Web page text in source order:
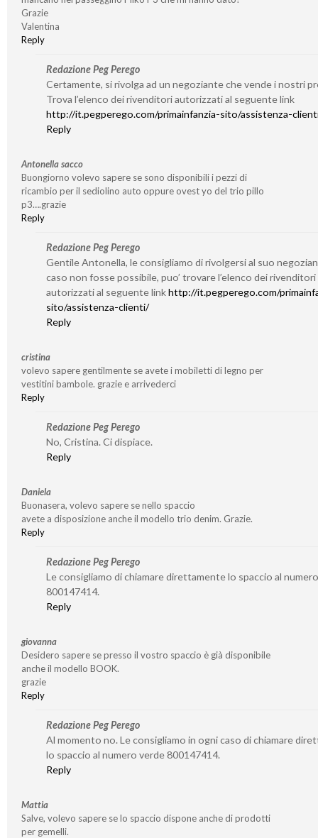
Grazie
Valentina
Reply
Redazione Peg Perego
Certamente, si rivolga ad un negoziante che vende i nostri
Trova l’elenco dei rivenditori autorizzati al seguente link
http://it.pegperego.com/primainfanzia-sito/assistenza-
Reply
Antonella sacco
Buongiorno volevo sapere se sono disponibili i pezzi di
ricambio per il sediolino auto oppure ovest yo del trio pillo
p3….grazie
Reply
Redazione Peg Perego
Gentile Antonella, le consigliamo di rivolgersi al suo
caso non fosse possibile, puo’ trovare l’elenco dei rivenditori
autorizzati al seguente linkhttp://it.pegperego.com/
sito/assistenza-clienti/
Reply
cristina
volevo sapere gentilmente se avete i mobiletti di legno per
vestitini bambole. grazie e arrivederci
Reply
Redazione Peg Perego
No, Cristina. Ci dispiace.
Reply
Daniela
Buonasera, volevo sapere se nello spaccio
avete a disposizione anche il modello trio denim. Grazie.
Reply
Redazione Peg Perego
Le consigliamo di chiamare direttamente lo spaccio al
800147414.
Reply
giovanna
Desidero sapere se presso il vostro spaccio è già disponibile
anche il modello BOOK.
grazie
Reply
Redazione Peg Perego
Al momento no. Le consigliamo in ogni caso di chiamare
lo spaccio al numero verde 800147414.
Reply
Mattia
Salve, volevo sapere se lo spaccio dispone anche di prodotti
per gemelli.